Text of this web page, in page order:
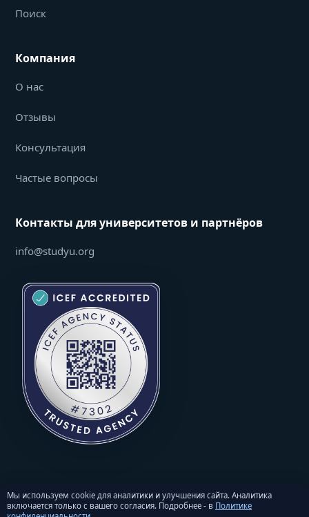
Поиск
Компания
О нас
Отзывы
Консультация
Частые вопросы
Контакты для университетов и партнёров
info@studyu.org
© 2026 StudyU. Все права защищены. Перепечатка материалов -
Мы используем cookie для аналитики и улучшения сайта. Аналитика
включается только с вашего согласия. Подробнее - в Политике